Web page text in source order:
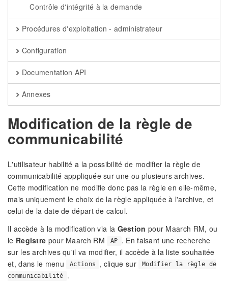
Contrôle d'intégrité à la demande
Procédures d'exploitation - administrateur
Configuration
Documentation API
Annexes
Modification de la règle de
communicabilité
L'utilisateur habilité a la possibilité de modifier la règle de
communicabilité apppliquée sur une ou plusieurs archives.
Cette modification ne modifie donc pas la règle en elle-même,
mais uniquement le choix de la règle appliquée à l'archive, et
celui de la date de départ de calcul.
Il accède à la modification via la Gestion pour Maarch RM, ou
le Registre pour Maarch RM AP
. En faisant une recherche
sur les archives qu'il va modifier, il accède à la liste souhaitée
et, dans le menu
Actions , clique sur
Modifier la règle de
communicabilité
.